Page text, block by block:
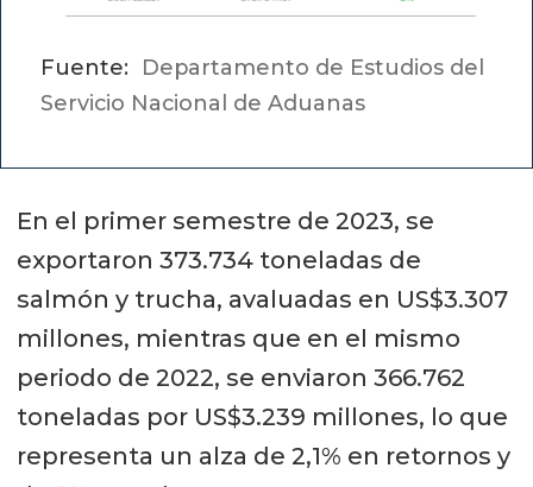
Fuente: Departamento de Estudios del
Servicio Nacional de Aduanas
En el primer semestre de 2023, se
exportaron 373.734 toneladas de
salmón y trucha, avaluadas en US$3.307
millones, mientras que en el mismo
periodo de 2022, se enviaron 366.762
toneladas por US$3.239 millones, lo que
representa un alza de 2,1% en retornos y